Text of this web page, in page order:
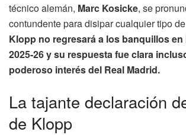
técnico alemán, Marc Kosicke, se
contundente para disipar cualquier tipo
Klopp no regresará a los banquillos en
2025-26 y su respuesta fue clara
poderoso interés del Real Madrid.
La tajante declaración
de Klopp